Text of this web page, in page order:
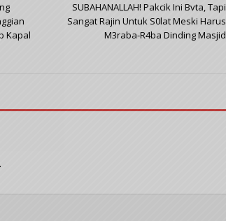
Kapal
SUBAHANALLAH! Pakcik Ini Bvta, Tapi
Sangat Rajin Untuk S0lat Meski Harus
M3raba-R4ba Dinding Masjid